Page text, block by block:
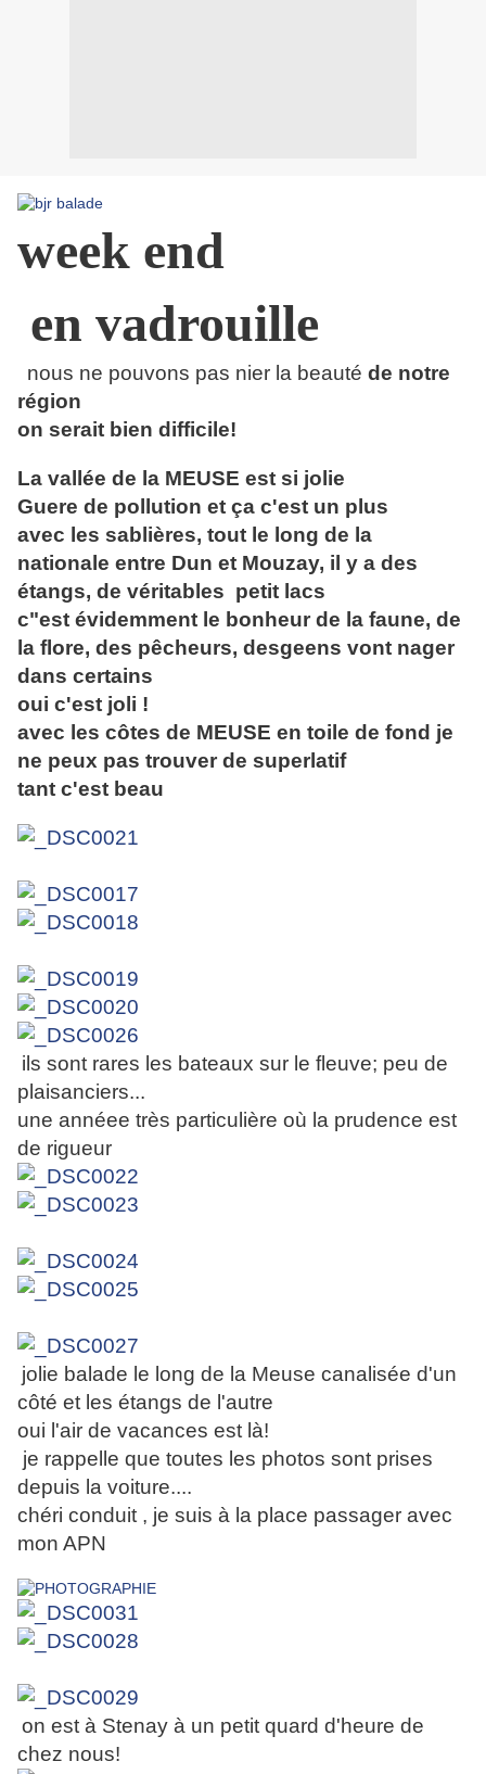
week end
en vadrouille
nous ne pouvons pas nier la beauté de notre
région
on serait bien difficile!
La vallée de la MEUSE est si jolie
Guere de pollution et ça c'est un plus
avec les sablières, tout le long de la
nationale entre Dun et Mouzay, il y a des
étangs, de véritables petit lacs
c"est évidemment le bonheur de la faune, de
la flore, des pêcheurs, desgeens vont nager
dans certains
oui c'est joli !
avec les côtes de MEUSE en toile de fond je
ne peux pas trouver de superlatif
tant c'est beau
ils sont rares les bateaux sur le fleuve; peu de
plaisanciers...
une annéee très particulière où la prudence est
de rigueur
jolie balade le long de la Meuse canalisée d'un
côté et les étangs de l'autre
oui l'air de vacances est là!
je rappelle que toutes les photos sont prises
depuis la voiture....
chéri conduit , je suis à la place passager avec
mon APN
on est à Stenay à un petit quard d'heure de
chez nous!